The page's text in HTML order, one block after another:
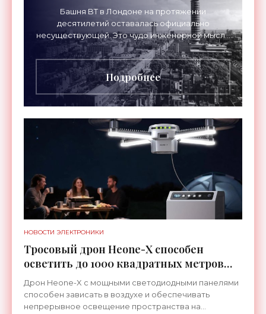
«Технологии»
Башня BT в Лондоне на протяжении
десятилетий оставалась официально
несуществующей. Это чудо инженерной мысли
высотой 189 метров привлекало тысячи
посетителей, знаменитостей и даже членов
Подробнее
НОВОСТИ ЭЛЕКТРОНИКИ
Тросовый дрон Heone-X способен
осветить до 1000 квадратных метров
земли - «Беспилотники»
Дрон Heone-X с мощными светодиодными панелями
способен зависать в воздухе и обеспечивать
непрерывное освещение пространства на